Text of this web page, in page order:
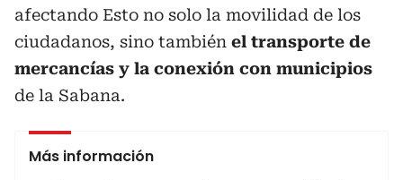
afectando Esto no solo la movilidad de los
ciudadanos, sino también el transporte de
mercancías y la conexión con municipios
de la Sabana.
Más información